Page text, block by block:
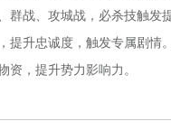
战、攻城战，必杀技触发
升忠诚度，触发专属剧情。
资，提升势力影响力。